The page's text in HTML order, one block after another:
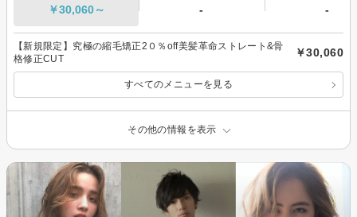
￥30,060～ - -
【新規限定】究極の縮毛矯正2０％off美髪革命ストレート&骨
格修正CUT
￥30,060
すべてのメニューを見る
その他の情報を表示